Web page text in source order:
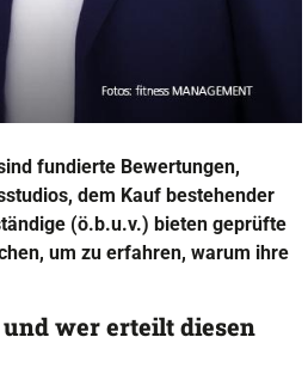
fundierte Bewertungen,
dem Kauf bestehender
(ö.b.u.v.) bieten geprüfte
um zu erfahren, warum ihre
wer erteilt diesen